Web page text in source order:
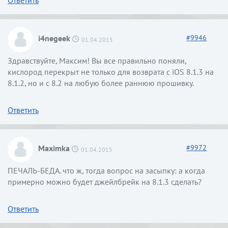
i4negeek 01.04.2015 #9946
Здравствуйте, Максим! Вы все правильно поняли,
кислород перекрыт не только для возврата с iOS 8.1.3 на
8.1.2, но и с 8.2 на любую более раннюю прошивку.
Ответить
Maximka 01.04.2015 #9972
ПЕЧАЛЬ-БЕДА. что ж, тогда вопрос на засыпку: а когда
примерно можно будет джейлбрейк на 8.1.3 сделать?
Ответить